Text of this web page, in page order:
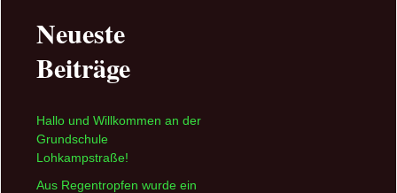
Neueste
Beiträge
Hallo und Willkommen an der
Grundschule
Lohkampstraße!
Aus Regentropfen wurde ein